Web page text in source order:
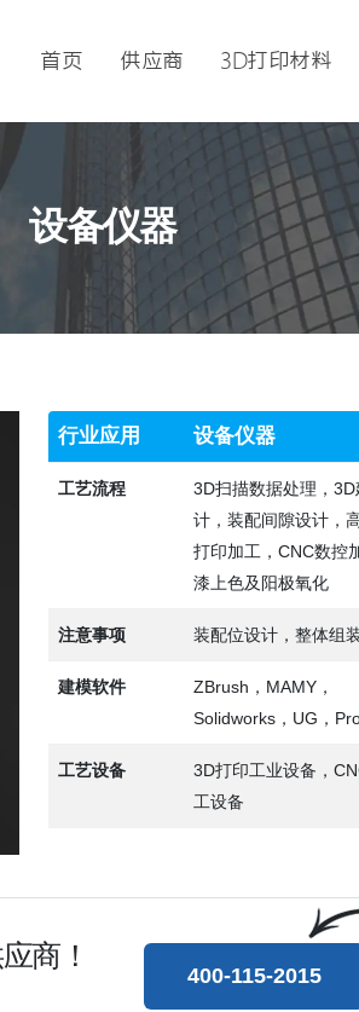
首页 供应商 3D打印材料
设备仪器
行业应用 设备仪器
工艺流程
3D扫描数据处理，
计，装配间隙设计，
打印加工，CNC数控
漆上色及阳极氧化
注意事项 装配位设计，整体组
建模软件
ZBrush，MAMY，
Solidworks，UG，
工艺设备
3D打印工业设备，
工设备
商！
400-115-2015